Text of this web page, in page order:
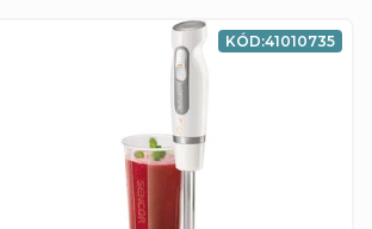
KÓD:41010735